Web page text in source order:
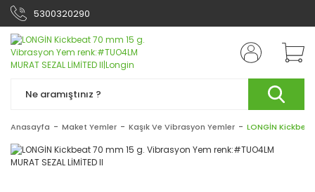
5300320290
Anasayfa Maket Yemler Kaşık Ve Vibrasyon Yemler LONGİN